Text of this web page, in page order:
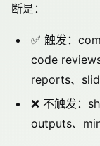
断是：
✅ 触发：
code
reports、
❌ 不触发：
outputs、